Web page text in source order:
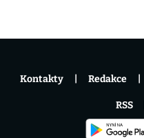
Kontakty Redakce
RSS